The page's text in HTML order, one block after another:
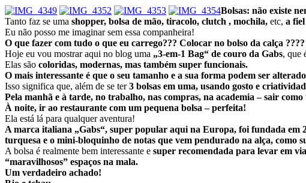
Bolsas: não existe
Tanto faz se uma shopper, bolsa de mão, tiracolo, clutch , mochila, etc, a
Eu não posso me imaginar sem essa companheira!
O que fazer com tudo o que eu carrego??? Colocar no bolso da calça
Hoje eu vou mostrar aqui no blog uma „3-em-1 Bag“ de couro da Gabs, que
Elas são coloridas, modernas, mas também super funcionais.
O mais interessante é que o seu tamanho e a sua forma podem ser
Isso significa que, além de se ter3 bolsas em uma, usando gosto e
Pela manhã e à tarde, no trabalho, nas compras, na academia – sair
À noite, ir ao restaurante com um pequena bolsa – perfeita!
Ela está lá para qualquer aventura!
A marca italiana „Gabs“, super popular aqui na Europa, foi fundada em
turquesa e o mini-bloquinho de notas que vem pendurado na alça, como
A bolsa é realmente bem interessante e super recomendada para levar em
“maravilhosos” espaços na mala.
Um verdadeiro achado!